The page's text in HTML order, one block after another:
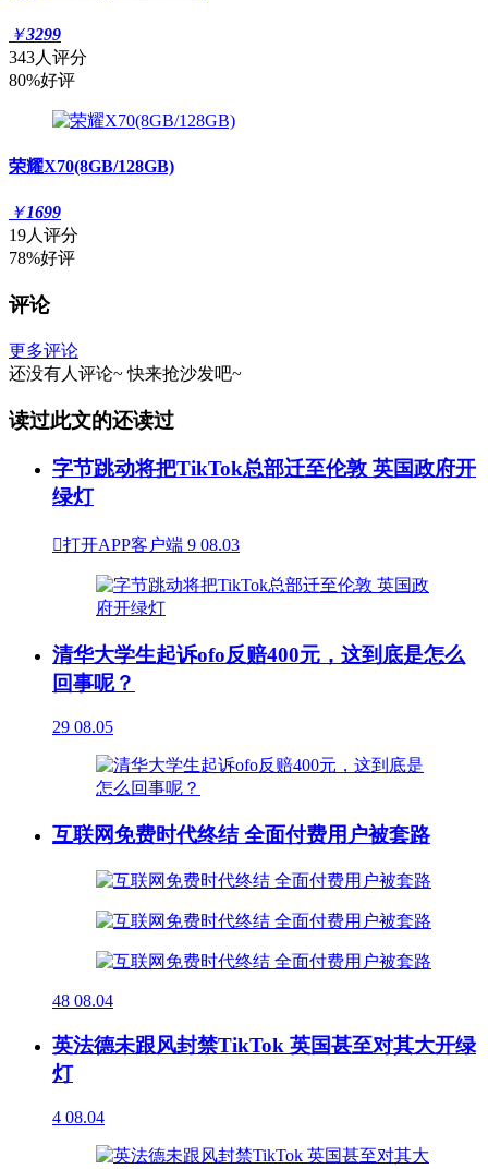
￥3299
343人评分
80%好评
荣耀X70(8GB/128GB)
￥1699
19人评分
78%好评
评论
更多评论
还没有人评论~ 快来抢沙发吧~
读过此文的还读过
字节跳动将把TikTok总部迁至伦敦 英国政府开
绿灯
打开APP客户端 9 08.03
清华大学生起诉ofo反赔400元，这到底是怎么
回事呢？
29 08.05
互联网免费时代终结 全面付费用户被套路
48 08.04
英法德未跟风封禁TikTok 英国甚至对其大开绿
灯
4 08.04